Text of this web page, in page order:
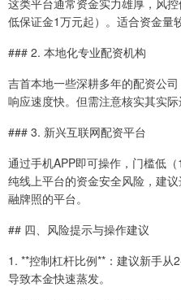
这类平台通常资金实力雄厚，风
低保证金1万元起）。适合资金量
### 2. 本地化专业配资机构
吉首本地一些深耕多年的配资公
响应速度快。但需注意核实其实际
### 3. 新兴互联网配资平台
通过手机APP即可操作，门槛低
纯线上平台的资金安全风险，建
融牌照的平台。
## 四、风险提示与操作建议
1. **控制杠杆比例**：建议新手
导致本金快速蒸发。